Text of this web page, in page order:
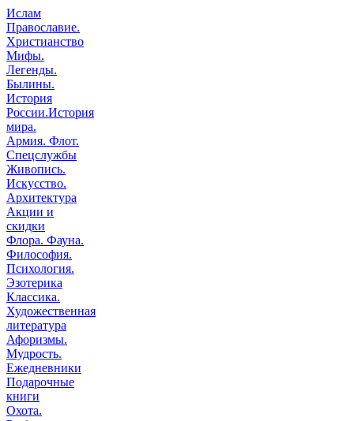
Ислам
Православие.
Христианство
Мифы.
Легенды.
Былины.
История
России.История
мира.
Армия. Флот.
Спецслужбы
Живопись.
Искусство.
Архитектура
Акции и
скидки
Флора. Фауна.
Философия.
Психология.
Эзотерика
Классика.
Художественная
литература
Афоризмы.
Мудрость.
Ежедневники
Подарочные
книги
Охота.